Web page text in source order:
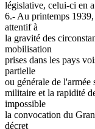
législative, celui-ci en
6.- Au printemps
attentif à
la gravité des
mobilisation
prises dans les pays
partielle
ou générale de
militaire et la rapidité
impossible
la convocation du
décret